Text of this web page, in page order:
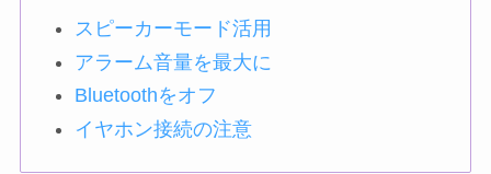
スピーカーモード活用
アラーム音量を最大に
Bluetoothをオフ
イヤホン接続の注意